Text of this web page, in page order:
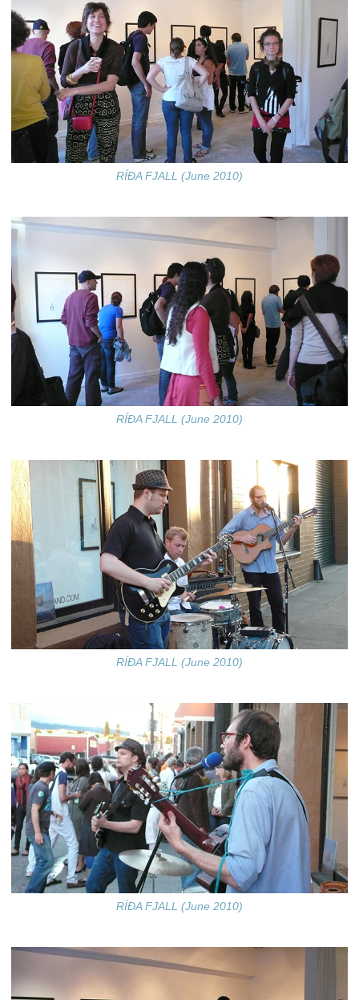
RÍÐA FJALL (June 2010)
RÍÐA FJALL (June 2010)
RÍÐA FJALL (June 2010)
RÍÐA FJALL (June 2010)